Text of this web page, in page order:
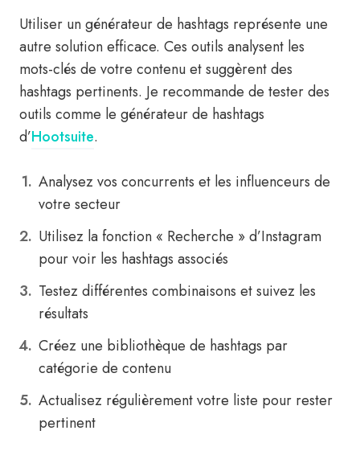
Utiliser un générateur de hashtags représente une
autre solution efficace. Ces outils analysent les
mots-clés de votre contenu et suggèrent des
hashtags pertinents. Je recommande de tester des
outils comme le générateur de hashtags
d’Hootsuite.
Analysez vos concurrents et les influenceurs de
votre secteur
Utilisez la fonction « Recherche » d’Instagram
pour voir les hashtags associés
Testez différentes combinaisons et suivez les
résultats
Créez une bibliothèque de hashtags par
catégorie de contenu
Actualisez régulièrement votre liste pour rester
pertinent